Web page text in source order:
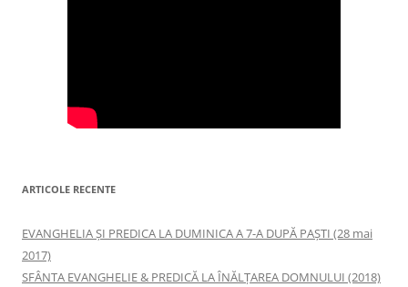
ARTICOLE RECENTE
EVANGHELIA ȘI PREDICA LA DUMINICA A 7-A DUPĂ PAȘTI (28 mai
2017)
SFÂNTA EVANGHELIE & PREDICĂ LA ÎNĂLŢAREA DOMNULUI (2018)